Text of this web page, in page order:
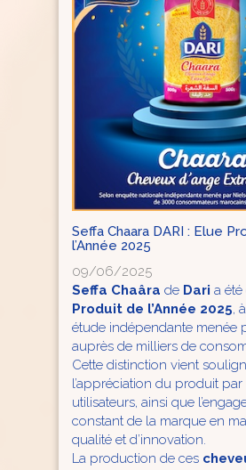
Seffa Chaara DARI : Elue
l’Année 2025
09/06/2025
Seffa Chaâra de Dari a
Produit de l’Année 2025,
étude indépendante menée
auprès de milliers de
Cette distinction vient
l’appréciation du produit par
utilisateurs, ainsi que
constant de la marque en
qualité et d’innovation.
La production de ces